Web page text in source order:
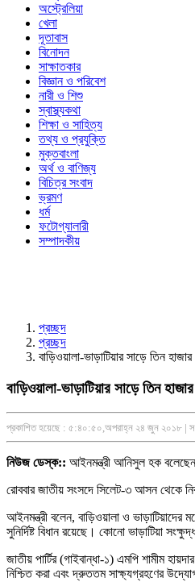
অস্ট্রেলিয়া
খেলা
দূতাবাস
বিনোদন
সাক্ষাতকার
বিজ্ঞান ও পরিবেশ
নারী ও শিশু
স্বাস্থ্যকথা
শিক্ষা ও সাহিত্য
তথ্য ও প্রযুক্তি
মুক্তবাংলা
অর্থ ও বাণিজ্য
বিচিত্র সংবাদ
ভ্রমণ
ধর্ম
ফটোগ্যালারী
সম্পাদকীয়
প্রচ্ছদ
প্রচ্ছদ
বাড়িওয়ালা-ভাড়াটিয়ার সাড়ে তিন হাজার
বাড়িওয়ালা-ভাড়াটিয়ার সাড়ে তিন হাজার
প্রকাশিত হয়েছে : ৫:৪০:৫০,অপরাহ্ন ২৪ জুন ২০১৮ |
নিউজ ডেস্ক:: আইনমন্ত্রী আনিসুল হক
রোববার জাতীয় সংসদে সিলেট-৩ আসন থেকে
আইনমন্ত্রী বলেন, বাড়িওয়ালা ও ভাড়াটিয়াদের
সুনির্দিষ্ট বিধান রয়েছে। কোনো ভাড়াটিয়া
জাতীয় পার্টির (গাইবান্ধা-১) এমপি শামীম
নিশ্চিত করা এবং দ্রুততম সাক্ষ্যগ্রহণের